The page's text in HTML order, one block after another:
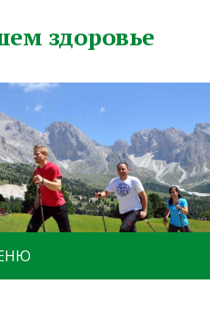
здоровье